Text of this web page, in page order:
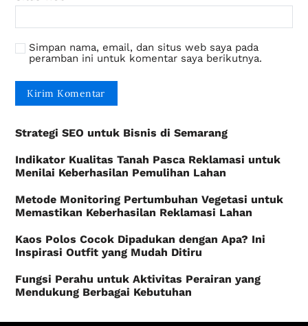
Simpan nama, email, dan situs web saya pada
peramban ini untuk komentar saya berikutnya.
Strategi SEO untuk Bisnis di Semarang
Indikator Kualitas Tanah Pasca Reklamasi untuk
Menilai Keberhasilan Pemulihan Lahan
Metode Monitoring Pertumbuhan Vegetasi untuk
Memastikan Keberhasilan Reklamasi Lahan
Kaos Polos Cocok Dipadukan dengan Apa? Ini
Inspirasi Outfit yang Mudah Ditiru
Fungsi Perahu untuk Aktivitas Perairan yang
Mendukung Berbagai Kebutuhan